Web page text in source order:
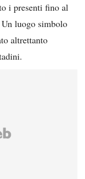
i presenti fino al
luogo simbolo
altrettanto